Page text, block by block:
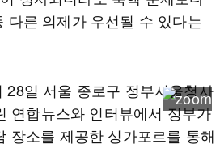
다른 의제가 우선될 수 있다는